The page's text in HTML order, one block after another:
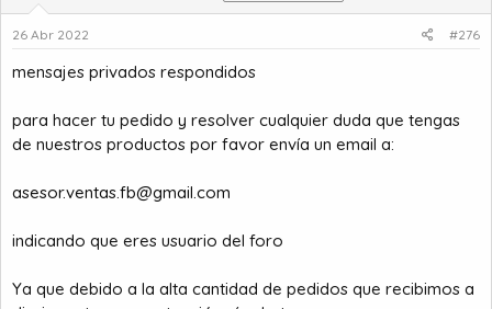
26 Abr 2022 #276
mensajes privados respondidos
para hacer tu pedido y resolver cualquier duda que tengas
de nuestros productos por favor envía un email a:
asesor.ventas.fb@gmail.com
indicando que eres usuario del foro
Ya que debido a la alta cantidad de pedidos que recibimos a